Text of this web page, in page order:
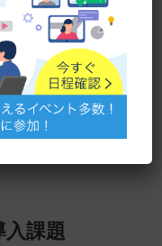
例からも分かる
コン半導体に比
特性を持ち、こ
要な素材である
課題